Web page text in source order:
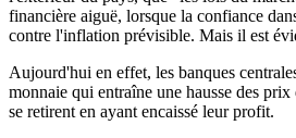
financière aiguë, lorsque la confiance
contre l'inflation prévisible. Mais il est
Aujourd'hui en effet, les banques
monnaie qui entraîne une hausse des
se retirent en ayant encaissé leur profit.